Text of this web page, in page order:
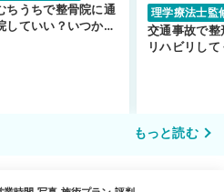
ちうちで整骨院に通
していい？いつから
理学療法士監
交通事故で整
リハビリして
もっと読む